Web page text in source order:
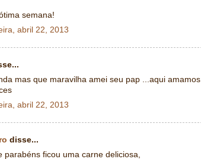
semana!
abril 22, 2013
mas que maravilha amei seu pap ...aqui amamos
abril 22, 2013
disse...
parabéns ficou uma carne deliciosa,